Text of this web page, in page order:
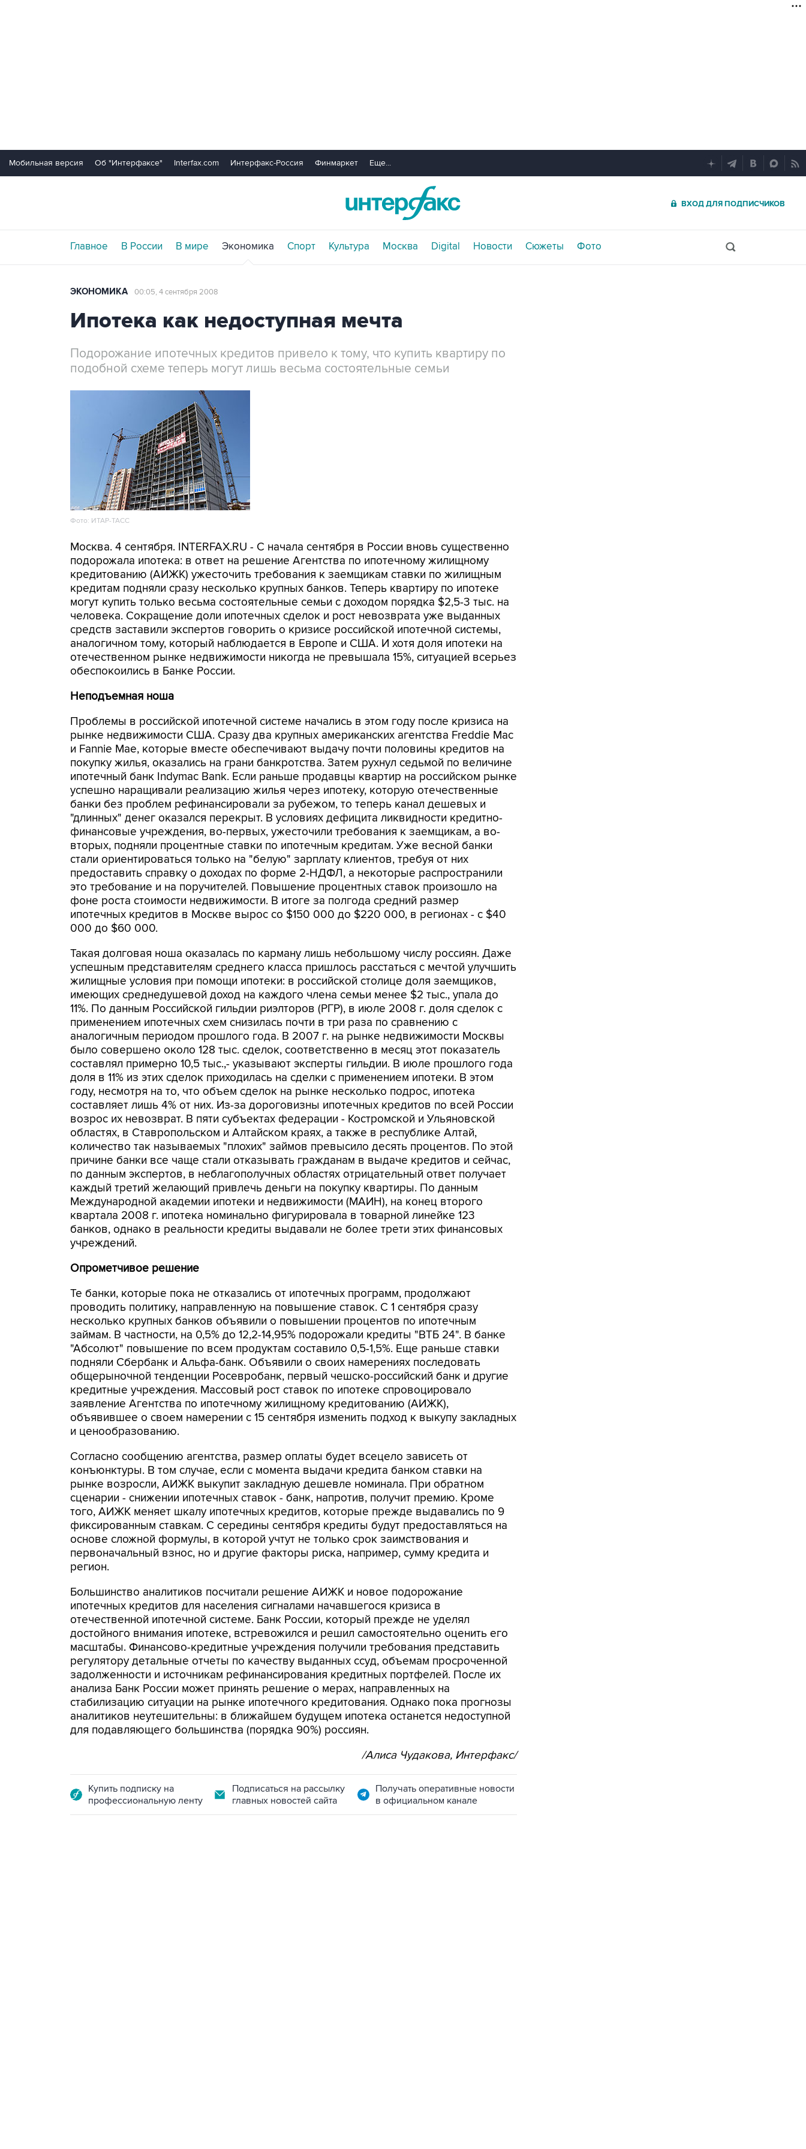
Мобильная версия Об "Интерфаксе" Interfax.com Интерфакс-Россия Финмаркет Еще...
ВХОД ДЛЯ ПОДПИСЧИКОВ
Главное В России В мире Экономика Спорт Культура Москва Digital Новости Сюжеты Фото
ЭКОНОМИКА 00:05, 4 сентября 2008
Ипотека как недоступная мечта
Подорожание ипотечных кредитов привело к тому, что купить квартиру по
подобной схеме теперь могут лишь весьма состоятельные семьи
Фото: ИТАР-ТАСС
Москва. 4 сентября. INTERFAX.RU - С начала сентября в России вновь существенно
подорожала ипотека: в ответ на решение Агентства по ипотечному жилищному
кредитованию (АИЖК) ужесточить требования к заемщикам ставки по жилищным
кредитам подняли сразу несколько крупных банков. Теперь квартиру по ипотеке
могут купить только весьма состоятельные семьи с доходом порядка $2,5-3 тыс. на
человека. Сокращение доли ипотечных сделок и рост невозврата уже выданных
средств заставили экспертов говорить о кризисе российской ипотечной системы,
аналогичном тому, который наблюдается в Европе и США. И хотя доля ипотеки на
отечественном рынке недвижимости никогда не превышала 15%, ситуацией всерьез
обеспокоились в Банке России.
Неподъемная ноша
Проблемы в российской ипотечной системе начались в этом году после кризиса на
рынке недвижимости США. Сразу два крупных американских агентства Freddie Mac
и Fannie Mae, которые вместе обеспечивают выдачу почти половины кредитов на
покупку жилья, оказались на грани банкротства. Затем рухнул седьмой по величине
ипотечный банк Indymac Bank. Если раньше продавцы квартир на российском рынке
успешно наращивали реализацию жилья через ипотеку, которую отечественные
банки без проблем рефинансировали за рубежом, то теперь канал дешевых и
"длинных" денег оказался перекрыт. В условиях дефицита ликвидности кредитно-
финансовые учреждения, во-первых, ужесточили требования к заемщикам, а во-
вторых, подняли процентные ставки по ипотечным кредитам. Уже весной банки
стали ориентироваться только на "белую" зарплату клиентов, требуя от них
предоставить справку о доходах по форме 2-НДФЛ, а некоторые распространили
это требование и на поручителей. Повышение процентных ставок произошло на
фоне роста стоимости недвижимости. В итоге за полгода средний размер
ипотечных кредитов в Москве вырос со $150 000 до $220 000, в регионах - с $40
000 до $60 000.
Такая долговая ноша оказалась по карману лишь небольшому числу россиян. Даже
успешным представителям среднего класса пришлось расстаться с мечтой улучшить
жилищные условия при помощи ипотеки: в российской столице доля заемщиков,
имеющих среднедушевой доход на каждого члена семьи менее $2 тыс., упала до
11%. По данным Российской гильдии риэлторов (РГР), в июле 2008 г. доля сделок с
применением ипотечных схем снизилась почти в три раза по сравнению с
аналогичным периодом прошлого года. В 2007 г. на рынке недвижимости Москвы
было совершено около 128 тыс. сделок, соответственно в месяц этот показатель
составлял примерно 10,5 тыс.,- указывают эксперты гильдии. В июле прошлого года
доля в 11% из этих сделок приходилась на сделки с применением ипотеки. В этом
году, несмотря на то, что объем сделок на рынке несколько подрос, ипотека
составляет лишь 4% от них. Из-за дороговизны ипотечных кредитов по всей России
возрос их невозврат. В пяти субъектах федерации - Костромской и Ульяновской
областях, в Ставропольском и Алтайском краях, а также в республике Алтай,
количество так называемых "плохих" займов превысило десять процентов. По этой
причине банки все чаще стали отказывать гражданам в выдаче кредитов и сейчас,
по данным экспертов, в неблагополучных областях отрицательный ответ получает
каждый третий желающий привлечь деньги на покупку квартиры. По данным
Международной академии ипотеки и недвижимости (МАИН), на конец второго
квартала 2008 г. ипотека номинально фигурировала в товарной линейке 123
банков, однако в реальности кредиты выдавали не более трети этих финансовых
учреждений.
Опрометчивое решение
Те банки, которые пока не отказались от ипотечных программ, продолжают
проводить политику, направленную на повышение ставок. С 1 сентября сразу
несколько крупных банков объявили о повышении процентов по ипотечным
займам. В частности, на 0,5% до 12,2-14,95% подорожали кредиты "ВТБ 24". В банке
"Абсолют" повышение по всем продуктам составило 0,5-1,5%. Еще раньше ставки
подняли Сбербанк и Альфа-банк. Объявили о своих намерениях последовать
общерыночной тенденции Росевробанк, первый чешско-российский банк и другие
кредитные учреждения. Массовый рост ставок по ипотеке спровоцировало
заявление Агентства по ипотечному жилищному кредитованию (АИЖК),
объявившее о своем намерении с 15 сентября изменить подход к выкупу закладных
и ценообразованию.
Согласно сообщению агентства, размер оплаты будет всецело зависеть от
конъюнктуры. В том случае, если с момента выдачи кредита банком ставки на
рынке возросли, АИЖК выкупит закладную дешевле номинала. При обратном
сценарии - снижении ипотечных ставок - банк, напротив, получит премию. Кроме
того, АИЖК меняет шкалу ипотечных кредитов, которые прежде выдавались по 9
фиксированным ставкам. С середины сентября кредиты будут предоставляться на
основе сложной формулы, в которой учтут не только срок заимствования и
первоначальный взнос, но и другие факторы риска, например, сумму кредита и
регион.
Большинство аналитиков посчитали решение АИЖК и новое подорожание
ипотечных кредитов для населения сигналами начавшегося кризиса в
отечественной ипотечной системе. Банк России, который прежде не уделял
достойного внимания ипотеке, встревожился и решил самостоятельно оценить его
масштабы. Финансово-кредитные учреждения получили требования представить
регулятору детальные отчеты по качеству выданных ссуд, объемам просроченной
задолженности и источникам рефинансирования кредитных портфелей. После их
анализа Банк России может принять решение о мерах, направленных на
стабилизацию ситуации на рынке ипотечного кредитования. Однако пока прогнозы
аналитиков неутешительны: в ближайшем будущем ипотека останется недоступной
для подавляющего большинства (порядка 90%) россиян.
/Алиса Чудакова, Интерфакс/
Купить подписку на
профессиональную ленту
Подписаться на рассылку
главных новостей сайта
Получать оперативные новости
в официальном канале